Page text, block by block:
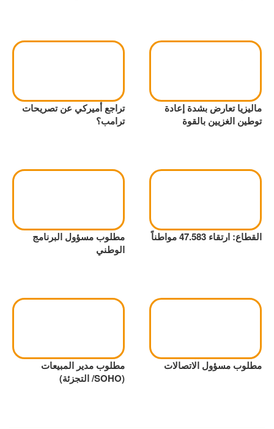
ماليزيا تعارض بشدة إعادة
توطين الغزيين بالقوة
تراجع أميركي عن تصريحات
ترامب؟
القطاع: ارتقاء 47.583 مواطناً
مطلوب مسؤول البرنامج
الوطني
مطلوب مسؤول الاتصالات
مطلوب مدير المبيعات
(SOHO/ التجزئة)